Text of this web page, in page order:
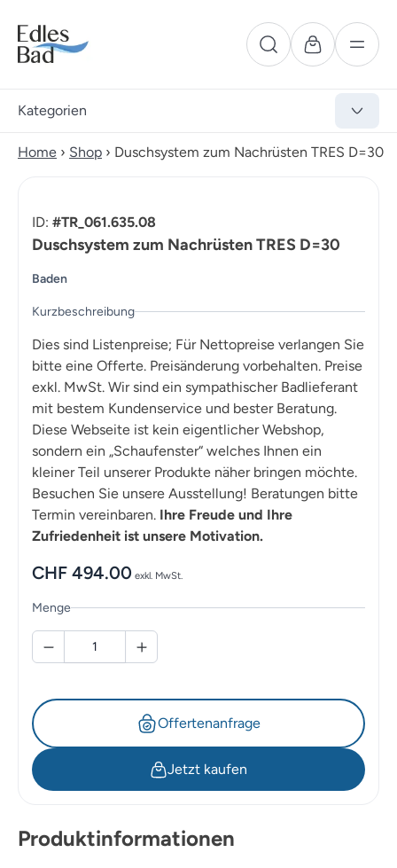
Kategorien
Home › Shop › Duschsystem zum Nachrüsten TRES D=30
ID: #TR_061.635.08
Duschsystem zum Nachrüsten TRES D=30
Baden
Kurzbeschreibung
Dies sind Listenpreise; Für Nettopreise verlangen Sie
bitte eine Offerte. Preisänderung vorbehalten. Preise
exkl. MwSt. Wir sind ein sympathischer Badlieferant
mit bestem Kundenservice und bester Beratung.
Diese Webseite ist kein eigentlicher Webshop,
sondern ein „Schaufenster“ welches Ihnen ein
kleiner Teil unserer Produkte näher bringen möchte.
Besuchen Sie unsere Ausstellung! Beratungen bitte
Termin vereinbaren. Ihre Freude und Ihre
Zufriedenheit ist unsere Motivation.
CHF 494.00 exkl. MwSt.
Menge
Offertenanfrage
Jetzt kaufen
Produktinformationen